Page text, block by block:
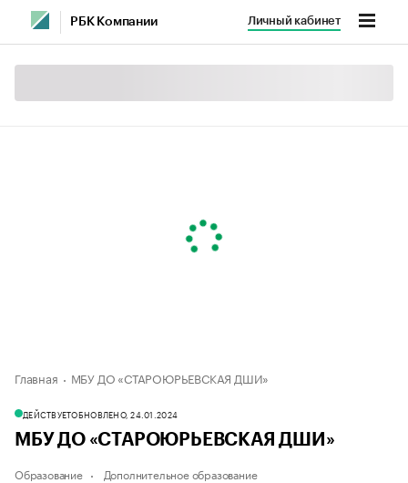
РБК Компании Личный кабинет
Главная МБУ ДО «СТАРОЮРЬЕВСКАЯ ДШИ»
ДЕЙСТВУЕТОБНОВЛЕНО, 24.01.2024
МБУ ДО «СТАРОЮРЬЕВСКАЯ ДШИ»
Образование Дополнительное образование